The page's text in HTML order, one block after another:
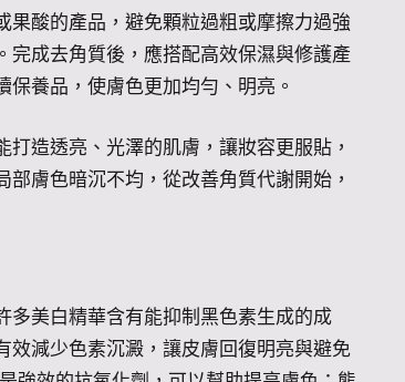
酸的產品，避免顆粒過粗或摩擦力過強
完成去角質後，應搭配高效保濕與修護產
養品，使膚色更加均勻、明亮。
造透亮、光澤的肌膚，讓妝容更服貼，
膚色暗沉不均，從改善角質代謝開始，
多美白精華含有能抑制黑色素生成的成
效減少色素沉澱，讓皮膚回復明亮與避免